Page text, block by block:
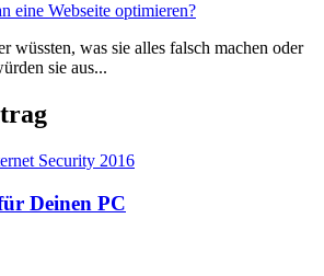
eine Webseite optimieren?
wüssten, was sie alles falsch machen oder
sie aus...
Deinen PC